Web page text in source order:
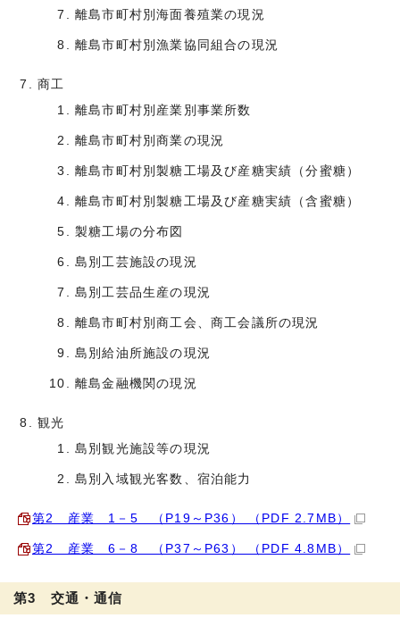
離島市町村別海面養殖業の現況
離島市町村別漁業協同組合の現況
商工
離島市町村別産業別事業所数
離島市町村別商業の現況
離島市町村別製糖工場及び産糖実績（分蜜糖）
離島市町村別製糖工場及び産糖実績（含蜜糖）
製糖工場の分布図
島別工芸施設の現況
島別工芸品生産の現況
離島市町村別商工会、商工会議所の現況
島別給油所施設の現況
離島金融機関の現況
観光
島別観光施設等の現況
島別入域観光客数、宿泊能力
第2 産業 1－5 （P19～P36） （PDF 2.7MB）
第2 産業 6－8 （P37～P63） （PDF 4.8MB）
第3 交通・通信